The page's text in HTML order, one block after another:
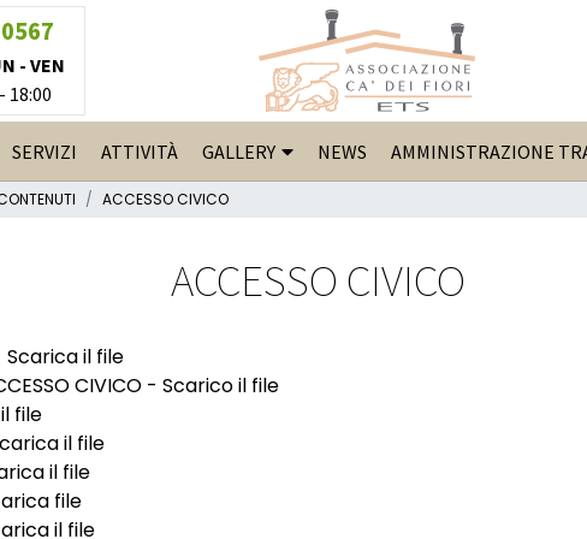
- VEN
18:00
SERVIZI ATTIVITÀ GALLERY NEWS AMMINISTRAZIONE
ACCESSO CIVICO
ACCESSO CIVICO
Scarica il file
CIVICO - Scarico il file
file
il file
il file
file
il file